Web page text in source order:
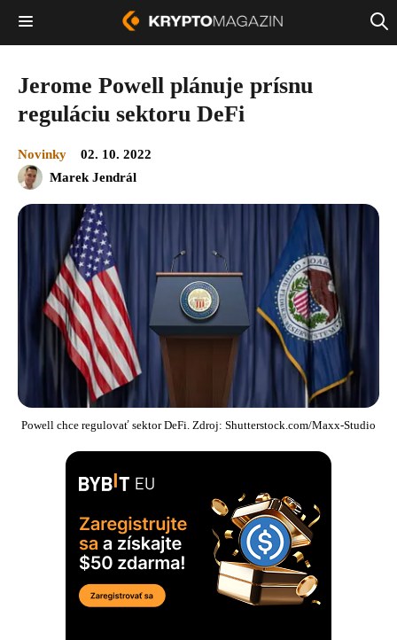
Jerome Powell plánuje prísnu
reguláciu sektoru DeFi
Novinky
02. 10. 2022
Marek Jendrál
Powell chce regulovať sektor DeFi. Zdroj: Shutterstock.com/Maxx-Studio